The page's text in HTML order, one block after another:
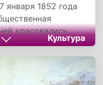
января 1852 года
красовались
фрукты, свечи.
Поначалу такое
себе только
Постепенно
Культура